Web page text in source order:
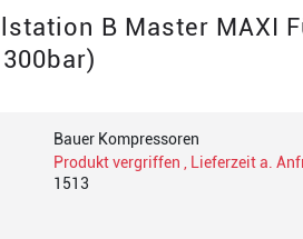
B Master MAXI
Bauer Kompressoren
Produkt vergriffen , Lieferzeit a.
1513